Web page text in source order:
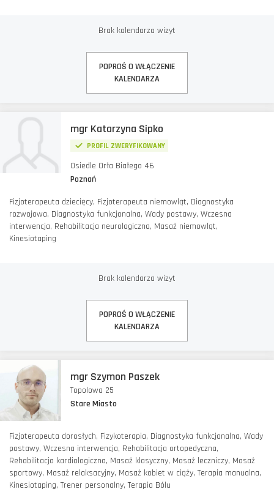
Brak kalendarza wizyt
POPROŚ O WŁĄCZENIE
KALENDARZA
mgr Katarzyna Sipko
PROFIL ZWERYFIKOWANY
Osiedle Orła Białego 46
Poznań
Fizjoterapeuta dziecięcy, Fizjoterapeuta niemowląt, Diagnostyka
rozwojowa, Diagnostyka funkcjonalna, Wady postawy, Wczesna
interwencja, Rehabilitacja neurologiczna, Masaż niemowląt,
Kinesiotaping
Brak kalendarza wizyt
POPROŚ O WŁĄCZENIE
KALENDARZA
mgr Szymon Paszek
Topolowa 25
Stare Miasto
Fizjoterapeuta dorosłych, Fizykoterapia, Diagnostyka funkcjonalna, Wady
postawy, Wczesna interwencja, Rehabilitacja ortopedyczna,
Rehabilitacja kardiologiczna, Masaż klasyczny, Masaż leczniczy, Masaż
sportowy, Masaż relaksacyjny, Masaż kobiet w ciąży, Terapia manualna,
Kinesiotaping, Trener personalny, Terapia Bólu